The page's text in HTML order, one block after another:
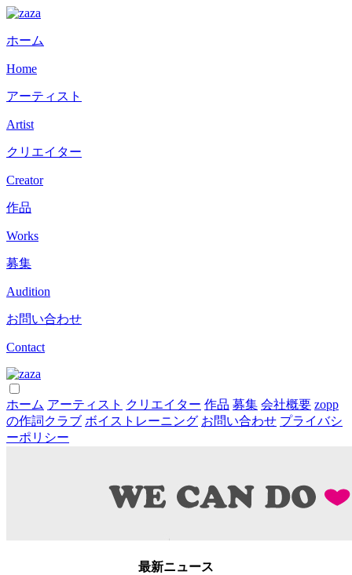
ホーム
Home
アーティスト
Artist
クリエイター
Creator
作品
Works
募集
Audition
お問い合わせ
Contact
ホーム アーティスト クリエイター 作品 募集 会社概要 zopp
の作詞クラブ ボイストレーニング お問い合わせ プライバシ
ーポリシー
最新ニュース